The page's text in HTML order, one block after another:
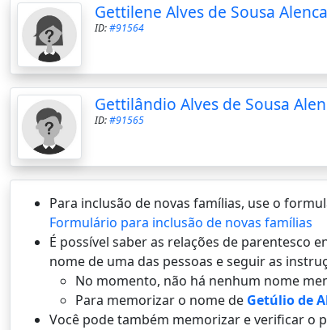
Gettilene Alves de Sousa
ID:#91564
Gettilândio Alves de Sousa
ID:#91565
Para inclusão de novas famílias, use o
Formulário para inclusão de novas famílias
É possí­vel saber as relações de parentesco
nome de uma das pessoas e seguir as
No momento, não há nenhum nome
Para memorizar o nome de Getúlio de
Você pode também memorizar e verificar o